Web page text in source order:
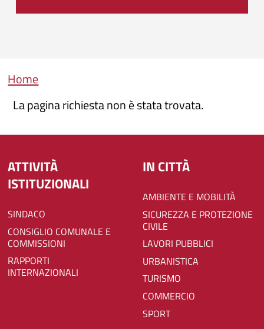
Briciole di pane
Home
La pagina richiesta non è stata trovata.
ATTIVITÀ
ISTITUZIONALI
SINDACO
CONSIGLIO COMUNALE E
COMMISSIONI
RAPPORTI
INTERNAZIONALI
IN CITTÀ
AMBIENTE E MOBILITÀ
SICUREZZA E PROTEZIONE
CIVILE
LAVORI PUBBLICI
URBANISTICA
TURISMO
COMMERCIO
SPORT